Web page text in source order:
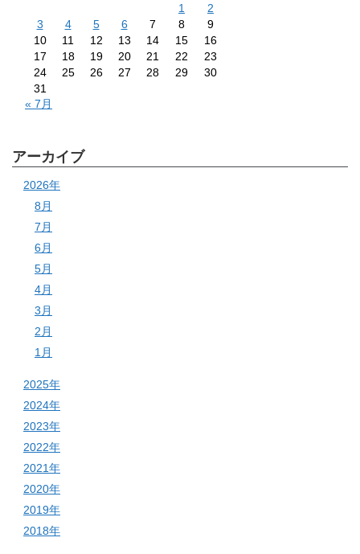
1
2
3
4 5 6 7 8
9
10
11 12 13 14 15
16
17
18 19 20 21 22
23
24
25 26 27 28 29
30
31
« 7月
アーカイブ
2026年
8月
7月
6月
5月
4月
3月
2月
1月
2025年
2024年
2023年
2022年
2021年
2020年
2019年
2018年